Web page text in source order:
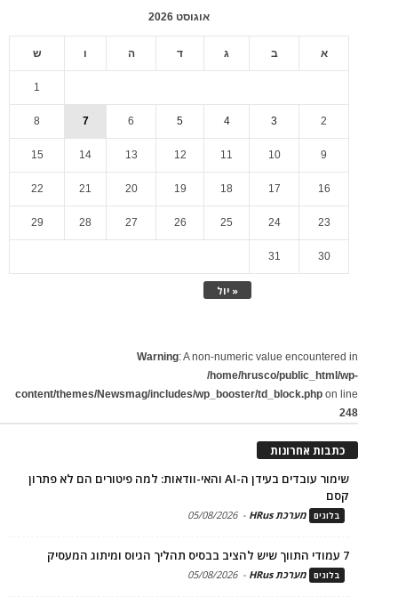
אוגוסט 2026
א ב ג ד ה ו ש
« יול
1
2
3
4
5
6
7
8
9
10
11
12
13
14
15
16
17
18
19
20
21
22
23
24
25
26
27
28
29
30
31
Warning: A non-numeric value encountered in
/home/hrusco/public_html/wp-
content/themes/Newsmag/includes/wp_booster/td_block.php on line
248
כתבות אחרונות
שימור עובדים בעידן ה-AI והאי-וודאות: למה פיטורים הם לא פתרון
קסם
בלוגים מערכת HRus -
05/08/2026
7 עמודי התווך שיש להציב בבסיס תהליך הגיוס ומיתוג המעסיק
בלוגים מערכת HRus -
05/08/2026